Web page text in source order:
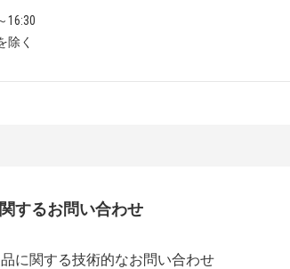
16:30
除く
するお問い合わせ
に関する技術的なお問い合わせ